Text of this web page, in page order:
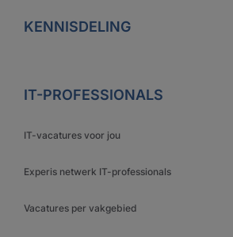
KENNISDELING
IT-PROFESSIONALS
IT-vacatures voor jou
Experis netwerk IT-professionals
Vacatures per vakgebied